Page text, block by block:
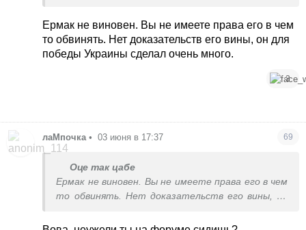
Ермак не виновен. Вы не имеете права его в чем
то обвинять. Нет доказательств его вины, он для
победы Украины сделал очень много.
3
лаМпочка • 03 июня в 17:37 69
Оце так цабе
Ермак не виновен. Вы не имеете права его в чем
то обвинять. Нет доказательств его вины, он